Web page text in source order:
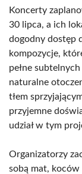
Koncerty
30 lipca, a ich
dogodny dostęp
kompozycje,
pełne
naturalne
tłem
przyjemne
udział w tym
Organizatorzy
sobą mat, koców